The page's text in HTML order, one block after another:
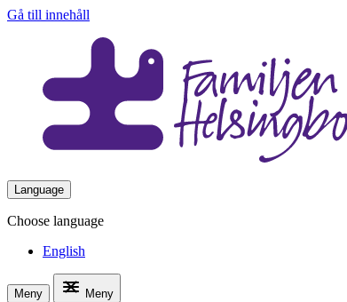
Gå till innehåll
Language
Choose language
English
Meny Meny